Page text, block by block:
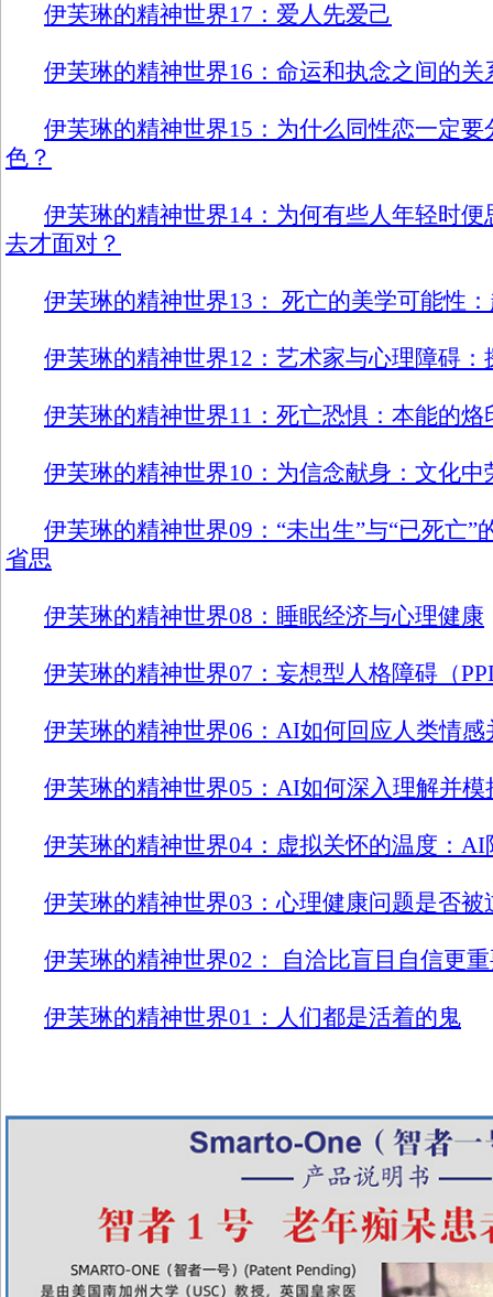
伊芙琳的精神世界17：爱人先爱己
伊芙琳的精神世界16：命运和执念之间的关
伊芙琳的精神世界15：为什么同性恋一定
色？
伊芙琳的精神世界14：为何有些人年轻时
去才面对？
伊芙琳的精神世界13： 死亡的美学可能性
伊芙琳的精神世界12：艺术家与心理障碍
伊芙琳的精神世界11：死亡恐惧：本能的
伊芙琳的精神世界10：为信念献身：文化中
伊芙琳的精神世界09：“未出生”与“已死亡
省思
伊芙琳的精神世界08：睡眠经济与心理健康
伊芙琳的精神世界07：妄想型人格障碍（
伊芙琳的精神世界06：AI如何回应人类情
伊芙琳的精神世界05：AI如何深入理解并模
伊芙琳的精神世界04：虚拟关怀的温度：
伊芙琳的精神世界03：心理健康问题是否被
伊芙琳的精神世界02： 自洽比盲目自信更
伊芙琳的精神世界01：人们都是活着的鬼